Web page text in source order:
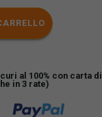
al 100% con carta di
in 3 rate)